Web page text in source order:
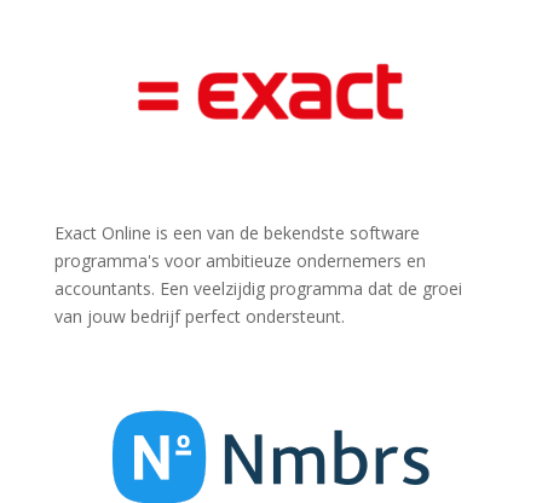
Exact Online is een van de bekendste software
programma's voor ambitieuze ondernemers en
accountants. Een veelzijdig programma dat de groei
van jouw bedrijf perfect ondersteunt.